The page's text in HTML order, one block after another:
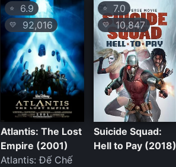
⭐ 6.9
💛 92,016
Atlantis: The Lost
Empire (2001)
Atlantis: Đế Chế
⭐7.0
💛 10,847
Suicide Squad:
Hell to Pay (2018)